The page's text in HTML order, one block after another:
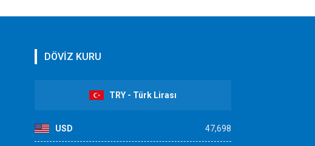
DÖVİZ KURU
TRY - Türk Lirası
USD 47,698